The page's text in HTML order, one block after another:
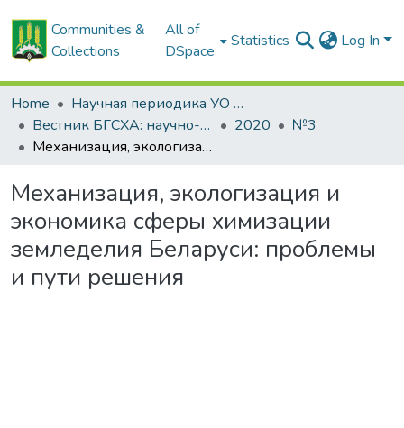
Communities &
Collections
All of
DSpace
Statistics Log In
Home
Научная периодика УО БГСХА
Вестник БГСХА: научно-методический журнал Белорусской государственной сельскохозяйственной академии
2020
№3
Механизация, экологизация и экономика сферы химизации земледелия Беларуси: проблемы и пути решения
Механизация, экологизация и
экономика сферы химизации
земледелия Беларуси: проблемы
и пути решения